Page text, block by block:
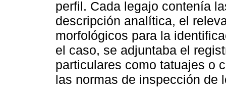
perfil. Cada legajo contenía
descripción analítica, el
morfológicos para la
el caso, se adjuntaba el
particulares como tatuajes o
las normas de inspección de